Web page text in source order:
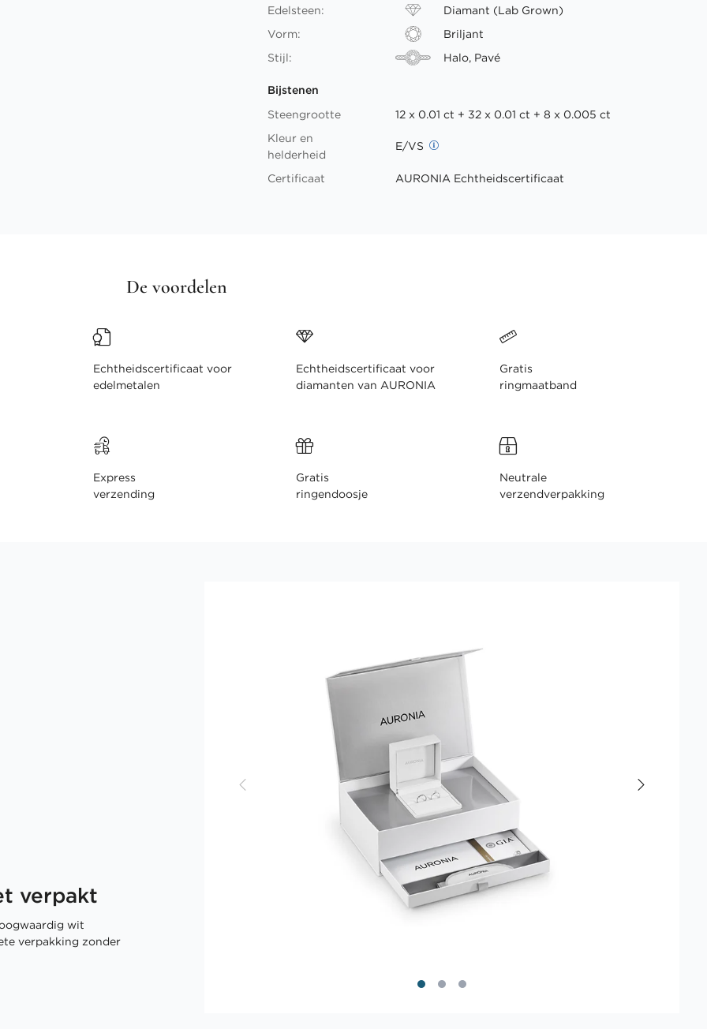
Edelsteen:
Diamant (Lab Grown)
Vorm:
Briljant
Stijl:
Halo, Pavé
Bijstenen
Steengrootte
12 x 0.01 ct + 32 x 0.01 ct + 8 x 0.005 ct
Kleur en
helderheid
E/VS
Certificaat AURONIA Echtheidscertificaat
De voordelen
Echtheidscertificaat voor
edelmetalen
Echtheidscertificaat voor
diamanten van AURONIA
Gratis
ringmaatband
Express
verzending
Gratis
ringendoosje
Neutrale
verzendverpakking
verpakt
wit
verpakking zonder